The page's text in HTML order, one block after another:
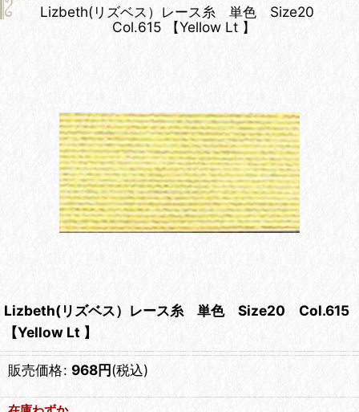
Lizbeth(リズベス）レース糸 単色 Size20
Col.615 【Yellow Lt 】
Lizbeth(リズベス）レース糸 単色 Size20 Col.615
【Yellow Lt 】
販売価格: 968円(税込)